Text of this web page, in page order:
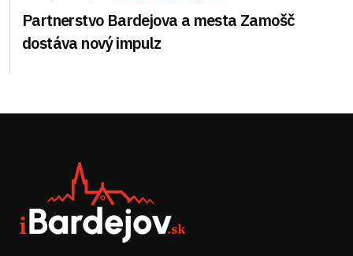
Partnerstvo Bardejova a mesta Zamošč
dostáva nový impulz